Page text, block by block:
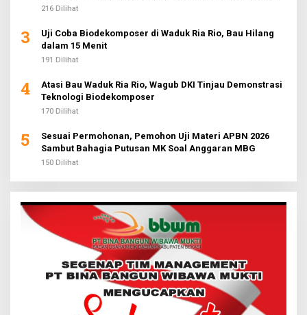
Sederhana
216 Dilihat
3
Uji Coba Biodekomposer di Waduk Ria Rio, Bau Hilang
dalam 15 Menit
191 Dilihat
4
Atasi Bau Waduk Ria Rio, Wagub DKI Tinjau Demonstrasi
Teknologi Biodekomposer
170 Dilihat
5
Sesuai Permohonan, Pemohon Uji Materi APBN 2026
Sambut Bahagia Putusan MK Soal Anggaran MBG
150 Dilihat